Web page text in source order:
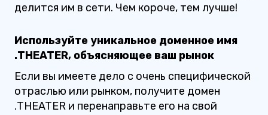
делится им в сети. Чем короче, тем лучше!
Используйте уникальное доменное имя
.THEATER, объясняющее ваш рынок
Если вы имеете дело с очень специфической
отраслью или рынком, получите домен
.THEATER и перенаправьте его на свой